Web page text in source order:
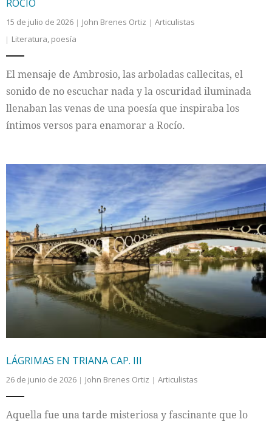
ROCÍO
15 de julio de 2026 John Brenes Ortiz
Articulistas
Literatura, poesía
El mensaje de Ambrosio, las arboladas callecitas, el
sonido de no escuchar nada y la oscuridad iluminada
llenaban las venas de una poesía que inspiraba los
íntimos versos para enamorar a Rocío.
LÁGRIMAS EN TRIANA CAP. III
26 de junio de 2026 John Brenes Ortiz Articulistas
Aquella fue una tarde misteriosa y fascinante que lo